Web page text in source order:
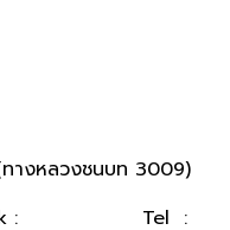
างหลวงชนบท 3009)
: Tel :